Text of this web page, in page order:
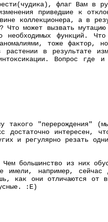
флаг Вам в
приведшие к
коллекционера, а в
Что может вызвать
функций.
тоже фактор,
в результате
Вопрос
такого "перерождения"
интересен,
и регулярно резать
большинство из них
например, сейчас
как они отличаются от
:Е)